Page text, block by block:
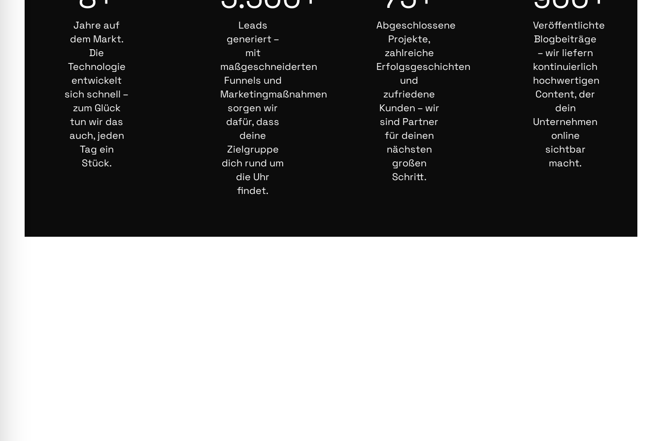
Jahre auf
dem Markt.
Die
Technologie
entwickelt
sich schnell –
zum Glück
tun wir das
auch, jeden
Tag ein
Stück.
Leads
generiert –
mit
maßgeschneiderten
Funnels und
Marketingmaßnahmen
sorgen wir
dafür, dass
deine
Zielgruppe
dich rund um
die Uhr
findet.
Abgeschlossene
Projekte,
zahlreiche
Erfolgsgeschichten
und
zufriedene
Kunden – wir
sind Partner
für deinen
nächsten
großen
Schritt.
Veröffentlichte
Blogbeiträge
– wir liefern
kontinuierlich
hochwertigen
Content, der
dein
Unternehmen
online
sichtbar
macht.